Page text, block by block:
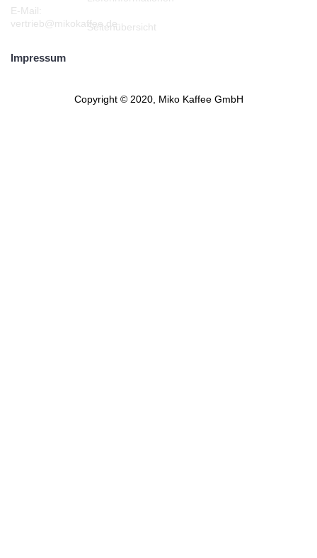
E-Mail:
vertrieb@mikokaffee.deSeitenübersicht
Impressum
Copyright © 2020, Miko Kaffee GmbH